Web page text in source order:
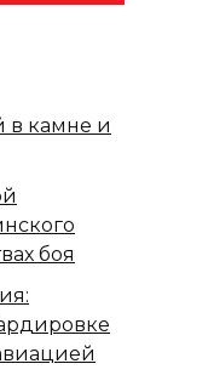
в камне и
боя